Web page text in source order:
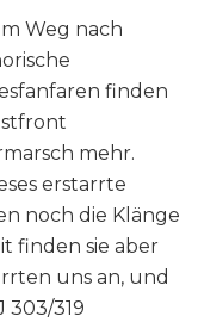
Weg nach
finden
mehr.
erstarrte
noch die Klänge
finden sie aber
uns an, und
303/319